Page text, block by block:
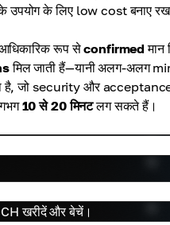
के लिए low cost बनाए
रूप सेconfirmed मान
मिल जाती हैं—यानी अलग-अलग
जो security और acceptance
10 से 20 मिनटलग सकते हैं।
खरीदें और बेचें।